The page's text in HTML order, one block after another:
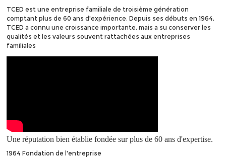
TCED est une entreprise familiale de troisième génération
comptant plus de 60 ans d'expérience. Depuis ses débuts en 1964,
TCED a connu une croissance importante, mais a su conserver les
qualités et les valeurs souvent rattachées aux entreprises
familiales
Une réputation bien établie fondée sur plus de 60 ans d'expertise.
1964Fondation de l'entreprise